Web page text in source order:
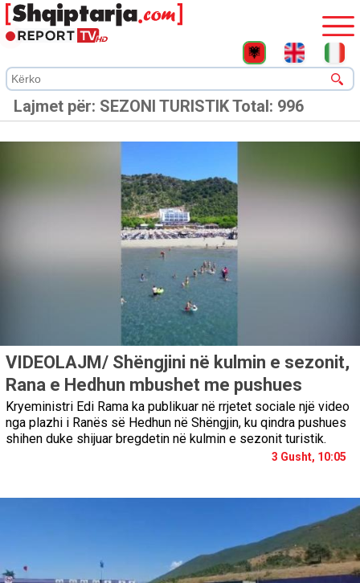
Lajmet për: SEZONI TURISTIKTotal: 996
VIDEOLAJM/ Shëngjini në kulmin e sezonit,
Rana e Hedhun mbushet me pushues
Kryeministri Edi Rama ka publikuar në rrjetet sociale një video
nga plazhi i Ranës së Hedhun në Shëngjin, ku qindra pushues
shihen duke shijuar bregdetin në kulmin e sezonit turistik.
3 Gusht, 10:05